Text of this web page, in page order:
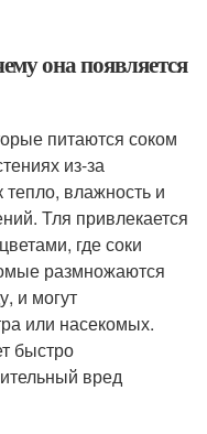
она появляется
питаются соком
из-за
тепло, влажность и
Тля привлекается
где соки
размножаются
и могут
или насекомых.
быстро
вред